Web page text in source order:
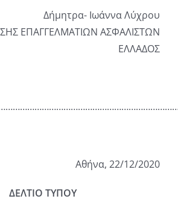
Δήμητρα- Ιωάννα Λύχρου
ΕΠΑΓΓΕΛΜΑΤΙΩΝ ΑΣΦΑΛΙΣΤΩΝ
ΕΛΛΑΔΟΣ
Αθήνα, 22/12/2020
ΔΕΛΤΙΟ ΤΥΠΟΥ